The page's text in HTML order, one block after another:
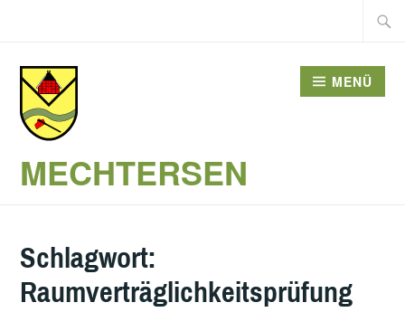
springen
Suche
MECHTERSEN
MENÜ
Schlagwort:
Raumverträglichkeitsprüfung